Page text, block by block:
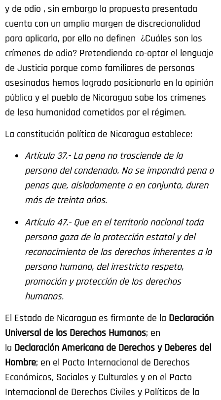
y de odio , sin embargo la propuesta presentada
cuenta con un amplio margen de discrecionalidad
para aplicarla, por ello no definen ¿Cuáles son los
crímenes de odio? Pretendiendo co-optar el lenguaje
de Justicia porque como familiares de personas
asesinadas hemos logrado posicionarlo en la opinión
pública y el pueblo de Nicaragua sabe los crímenes
de lesa humanidad cometidos por el régimen.
La constitución política de Nicaragua establece:
Artículo 37.- La pena no trasciende de la
persona del condenado. No se impondrá pena o
penas que, aisladamente o en conjunto, duren
más de treinta años.
Artículo 47.- Que en el territorio nacional toda
persona goza de la protección estatal y del
reconocimiento de los derechos inherentes a la
persona humana, del irrestricto respeto,
promoción y protección de los derechos
humanos.
El Estado de Nicaragua es firmante de la Declaración
Universal de los Derechos Humanos; en
la Declaración Americana de Derechos y Deberes del
Hombre; en el Pacto Internacional de Derechos
Económicos, Sociales y Culturales y en el Pacto
Internacional de Derechos Civiles y Políticos de la